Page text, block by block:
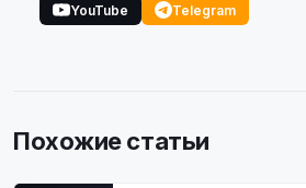
YouTube Telegram
Похожие статьи